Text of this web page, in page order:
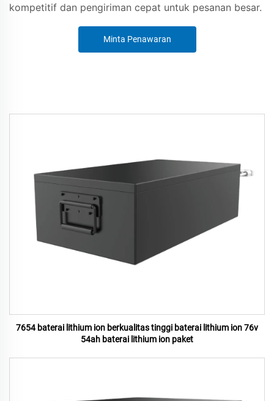
kompetitif dan pengiriman cepat untuk pesanan besar.
Minta Penawaran
7654 baterai lithium ion berkualitas tinggi baterai lithium ion 76v
54ah baterai lithium ion paket